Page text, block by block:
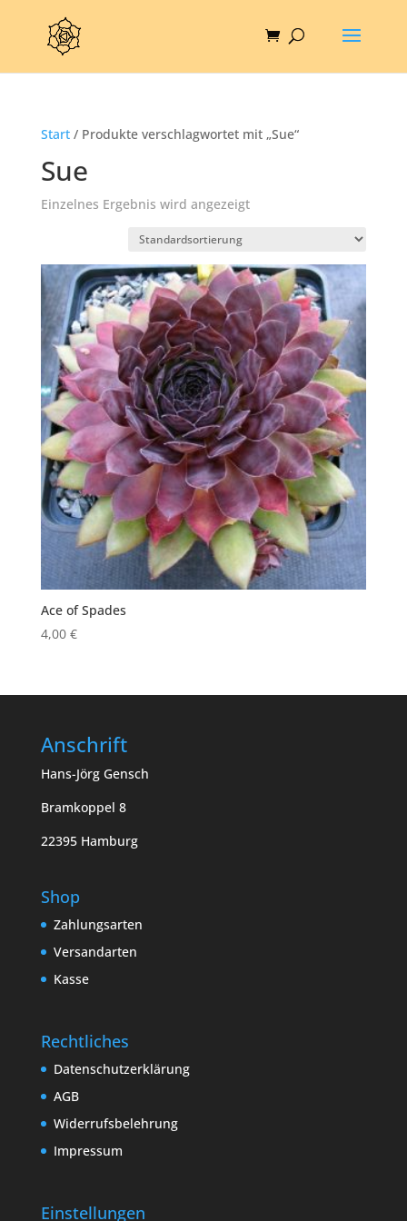
Start/ Produkte verschlagwortet mit „Sue“
Sue
Einzelnes Ergebnis wird angezeigt
Ace of Spades
4,00 €
Anschrift
Hans-Jörg Gensch
Bramkoppel 8
22395 Hamburg
Shop
Zahlungsarten
Versandarten
Kasse
Rechtliches
Datenschutzerklärung
AGB
Widerrufsbelehrung
Impressum
Einstellungen